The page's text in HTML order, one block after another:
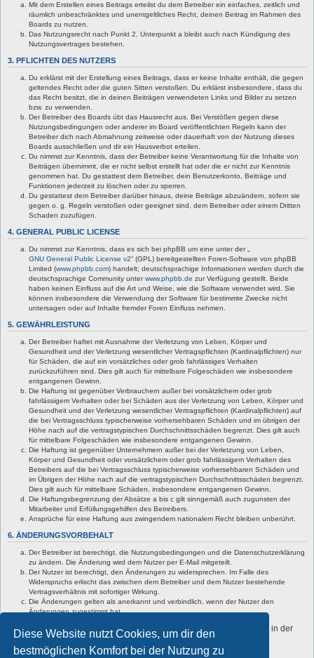
Diese Website nutzt Cookies, um dir den
bestmöglichen Komfort bei der Nutzung zu
Mit dem Erstellen eines Beitrags erteilst du dem Betreiber ein einfaches, zeitlich und
räumlich unbeschränktes und unentgeltliches Recht, deinen Beitrag im Rahmen des
Boards zu nutzen.
Das Nutzungsrecht nach Punkt 2, Unterpunkt a bleibt auch nach Kündigung des
Nutzungsvertrages bestehen.
3. PFLICHTEN DES NUTZERS
Du erklärst mit der Erstellung eines Beitrags, dass er keine Inhalte enthält, die gegen
geltendes Recht oder die guten Sitten verstoßen. Du erklärst insbesondere, dass du
das Recht besitzt, die in deinen Beiträgen verwendeten Links und Bilder zu setzen
bzw. zu verwenden.
Der Betreiber des Boards übt das Hausrecht aus. Bei Verstößen gegen diese
Nutzungsbedingungen oder anderer im Board veröffentlichten Regeln kann der
Betreiber dich nach Abmahnung zeitweise oder dauerhaft von der Nutzung dieses
Boards ausschließen und dir ein Hausverbot erteilen.
Du nimmst zur Kenntnis, dass der Betreiber keine Verantwortung für die Inhalte von
Beiträgen übernimmt, die er nicht selbst erstellt hat oder die er nicht zur Kenntnis
genommen hat. Du gestattest dem Betreiber, dein Benutzerkonto, Beiträge und
Funktionen jederzeit zu löschen oder zu sperren.
Du gestattest dem Betreiber darüber hinaus, deine Beiträge abzuändern, sofern sie
gegen o. g. Regeln verstoßen oder geeignet sind, dem Betreiber oder einem Dritten
Schaden zuzufügen.
4. GENERAL PUBLIC LICENSE
Du nimmst zur Kenntnis, dass es sich bei phpBB um eine unter der „
GNU General Public License v2“ (GPL) bereitgestellten Foren-Software von phpBB
Limited (www.phpbb.com) handelt; deutschsprachige Informationen werden durch die
deutschsprachige Community unterwww.phpbb.de zur Verfügung gestellt. Beide
haben keinen Einfluss auf die Art und Weise, wie die Software verwendet wird. Sie
können insbesondere die Verwendung der Software für bestimmte Zwecke nicht
untersagen oder auf Inhalte fremder Foren Einfluss nehmen.
5. GEWÄHRLEISTUNG
Der Betreiber haftet mit Ausnahme der Verletzung von Leben, Körper und
Gesundheit und der Verletzung wesentlicher Vertragspflichten (Kardinalpflichten) nur
für Schäden, die auf ein vorsätzliches oder grob fahrlässiges Verhalten
zurückzuführen sind. Dies gilt auch für mittelbare Folgeschäden wie insbesondere
entgangenen Gewinn.
Die Haftung ist gegenüber Verbrauchern außer bei vorsätzlichem oder grob
fahrlässigem Verhalten oder bei Schäden aus der Verletzung von Leben, Körper und
Gesundheit und der Verletzung wesentlicher Vertragspflichten (Kardinalpflichten) auf
die bei Vertragsschluss typischerweise vorhersehbaren Schäden und im übrigen der
Höhe nach auf die vertragstypischen Durchschnittsschäden begrenzt. Dies gilt auch
für mittelbare Folgeschäden wie insbesondere entgangenen Gewinn.
Die Haftung ist gegenüber Unternehmern außer bei der Verletzung von Leben,
Körper und Gesundheit oder vorsätzlichem oder grob fahrlässigem Verhalten des
Betreibers auf die bei Vertragsschluss typischerweise vorhersehbaren Schäden und
im Übrigen der Höhe nach auf die vertragstypischen Durchschnittsschäden begrenzt.
Dies gilt auch für mittelbare Schäden, insbesondere entgangenen Gewinn.
Die Haftungsbegrenzung der Absätze a bis c gilt sinngemäß auch zugunsten der
Mitarbeiter und Erfüllungsgehilfen des Betreibers.
Ansprüche für eine Haftung aus zwingendem nationalem Recht bleiben unberührt.
6. ÄNDERUNGSVORBEHALT
Der Betreiber ist berechtigt, die Nutzungsbedingungen und die Datenschutzerklärung
zu ändern. Die Änderung wird dem Nutzer per E-Mail mitgeteilt.
Der Nutzer ist berechtigt, den Änderungen zu widersprechen. Im Falle des
Widerspruchs erlischt das zwischen dem Betreiber und dem Nutzer bestehende
Vertragsverhältnis mit sofortiger Wirkung.
Die Änderungen gelten als anerkannt und verbindlich, wenn der Nutzer den
Änderungen zugestimmt hat.
Informationen über den Umgang mit deinen persönlichen Daten sind in der
Datenschutzerklärung enthalten.